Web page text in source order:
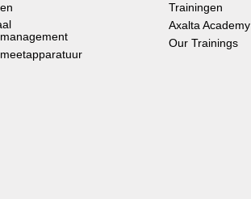
Trainingen
Axalta Academy
Our Trainings